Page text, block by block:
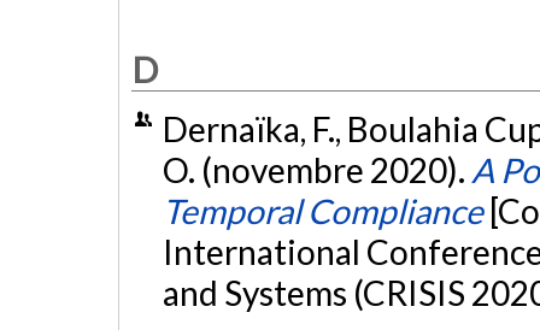
D
Dernaïka, F., Boulahia
O. (novembre 2020). A
Temporal Compliance
International
and Systems (CRISIS